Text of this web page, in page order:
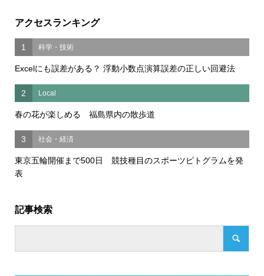
アクセスランキング
1 科学・技術
Excelにも誤差がある？ 浮動小数点演算誤差の正しい回避法
2 Local
春の花が楽しめる 福島県内の散歩道
3 社会・経済
東京五輪開催まで500日 競技種目のスポーツピトグラムを発
表
記事検索